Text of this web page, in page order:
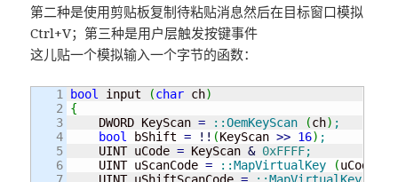
第二种是使用剪贴板复制待粘贴消息然后在目标窗口模拟
Ctrl+V；第三种是用户层触发按键事件
这儿贴一个模拟输入一个字节的函数：
1
2
3
4
5
6
bool input (char ch)
{
    DWORD KeyScan
= ::OemKeyScan (ch) ;
bool
bShift = !! (KeyScan >> 16) ;
    UINT uCode
= KeyScan & 0xFFFF;
    UINT uScanCode
= ::MapVirtualKey (uCode,